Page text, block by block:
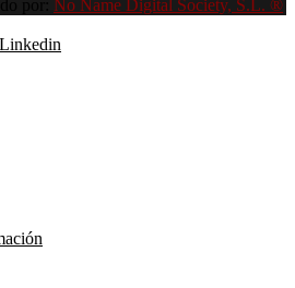
por: No Name Digital Society, S.L. ®
Linkedin